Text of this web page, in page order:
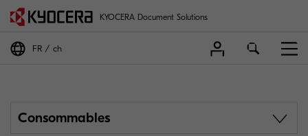
KYOCERA Document Solutions
FR ch
Consommables